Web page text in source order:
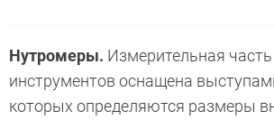
Нутромеры. Измерительная часть
инструментов оснащена
которых определяются размеры